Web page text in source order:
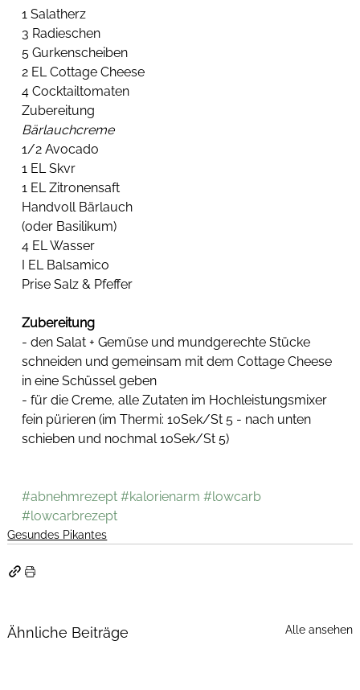
1 Salatherz
3 Radieschen
5 Gurkenscheiben
2 EL Cottage Cheese
4 Cocktailtomaten
Zubereitung
Bärlauchcreme
1/2 Avocado
1 EL Skvr
1 EL Zitronensaft
Handvoll Bärlauch
(oder Basilikum)
4 EL Wasser
I EL Balsamico
Prise Salz & Pfeffer
Zubereitung
- den Salat + Gemüse und mundgerechte Stücke
schneiden und gemeinsam mit dem Cottage Cheese
in eine Schüssel geben
- für die Creme, alle Zutaten im Hochleistungsmixer
fein pürieren (im Thermi: 10Sek/St 5 - nach unten
schieben und nochmal 10Sek/St 5)
#abnehmrezept #kalorienarm #lowcarb
#lowcarbrezept
Gesundes Pikantes
Ähnliche Beiträge Alle ansehen